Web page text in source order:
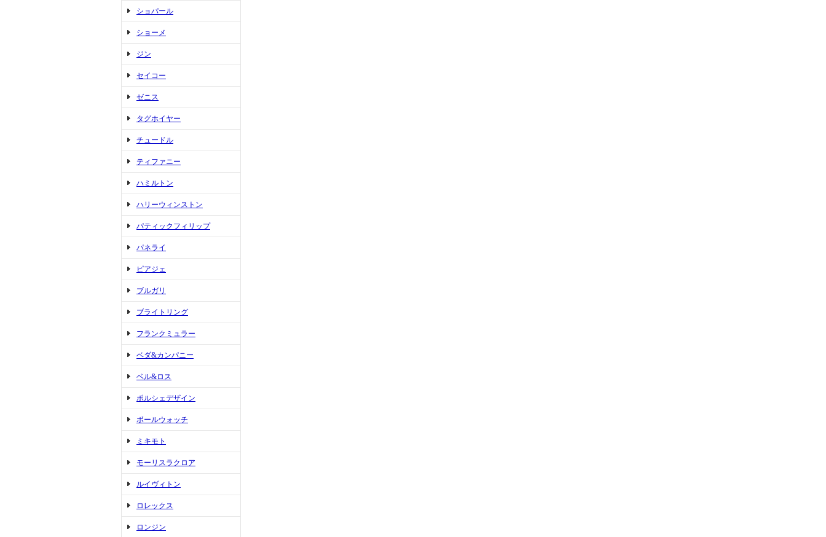
ショパール
ショーメ
ジン
セイコー
ゼニス
タグホイヤー
チュードル
ティファニー
ハミルトン
ハリーウィンストン
パティックフィリップ
パネライ
ピアジェ
ブルガリ
ブライトリング
フランクミュラー
ベダ&カンパニー
ベル&ロス
ポルシェデザイン
ボールウォッチ
ミキモト
モーリスラクロア
ルイヴィトン
ロレックス
ロンジン